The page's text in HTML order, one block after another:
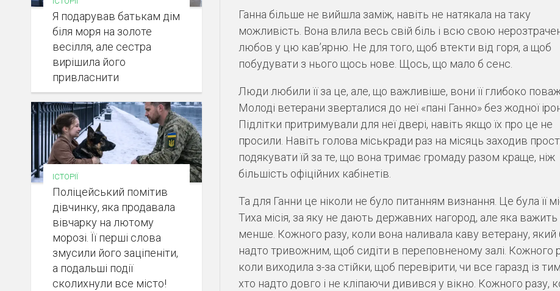
Ганна більше не вийшла заміж, навіть не натякала на таку
можливість. Вона влила весь свій біль і всю свою
любов у цю кав’ярню. Не для того, щоб втекти від горя, а щоб
побудувати з нього щось нове. Щось, що мало б сенс.
Люди любили її за це, але, що важливіше, вони її глибоко
Молоді ветерани зверталися до неї «пані Ганно» без жодної
Підлітки притримували для неї двері, навіть якщо їх про це не
просили. Навіть голова міськради раз на місяць заходив
подякувати їй за те, що вона тримає громаду разом краще, ніж
більшість офіційних кабінетів.
Та для Ганни це ніколи не було питанням визнання. Це була її
Тиха місія, за яку не дають державних нагород, але яка важить
менше. Кожного разу, коли вона наливала каву ветерану, який
надто тривожним, щоб сидіти в переповненому залі. Кожного
коли виходила з-за стійки, щоб перевірити, чи все гаразд із
хто надто довго і не кліпаючи дивився у вікно. Кожного разу,
Я подарував батькам дім
біля моря на золоте
весілля, але сестра
вирішила його
привласнити
ІСТОРІЇ
Поліцейський помітив
дівчинку, яка продавала
вівчарку на лютому
морозі. Її перші слова
змусили його заціпеніти,
а подальші події
сколихнули все місто!